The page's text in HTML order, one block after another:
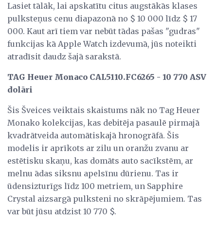
Lasiet tālāk, lai apskatītu citus augstākās klases
pulksteņus cenu diapazonā no $ 10 000 līdz $ 17
000. Kaut arī tiem var nebūt tādas pašas "gudras"
funkcijas kā Apple Watch izdevumā, jūs noteikti
atradīsit daudz šajā sarakstā.
TAG Heuer Monaco CAL5110.FC6265 - 10 770 ASV
dolāri
Šis Šveices veiktais skaistums nāk no Tag Heuer
Monako kolekcijas, kas debitēja pasaulē pirmajā
kvadrātveida automātiskajā hronogrāfā. Šis
modelis ir aprīkots ar zilu un oranžu zvanu ar
estētisku skaņu, kas domāts auto sacīkstēm, ar
melnu ādas siksnu apelsīnu dūrienu. Tas ir
ūdensizturīgs līdz 100 metriem, un Sapphire
Crystal aizsargā pulksteni no skrāpējumiem. Tas
var būt jūsu atdzist 10 770 $.